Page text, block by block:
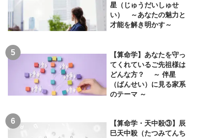
星（じゅうだいしゅせ
い） ～あなたの魅力と
才能を解き明かす～
【算命学】あなたを守っ
てくれているご先祖様は
どんな方？ ～ 伴星
（ばんせい）に見る家系
のテーマ ～
【算命学・天中殺③】辰
巳天中殺（たつみてんち